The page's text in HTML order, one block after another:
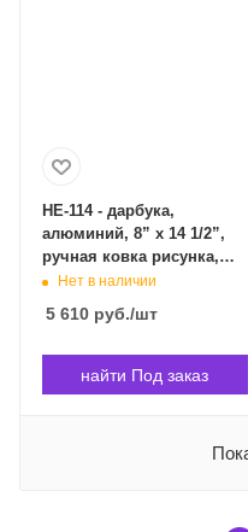
HE-114 - дарбука,
алюминий, 8” x 14 1/2”,
ручная ковка рисунка,
настроечный ключ в
в Владивостоке
Нет в наличии
5 610 руб./шт
найти Под заказ